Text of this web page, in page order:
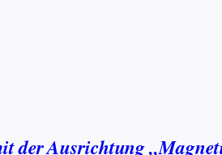
der Ausrichtung